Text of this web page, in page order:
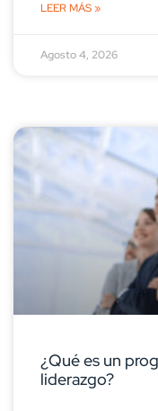
LEER MÁS »
Agosto 4, 2026
¿Qué es un
liderazgo?